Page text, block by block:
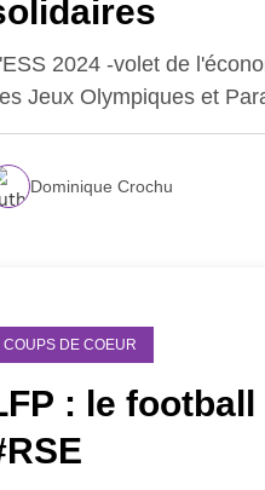
2024 -volet de
Jeux Olympiques et
Dominique Crochu
COUPS DE COEUR
: le